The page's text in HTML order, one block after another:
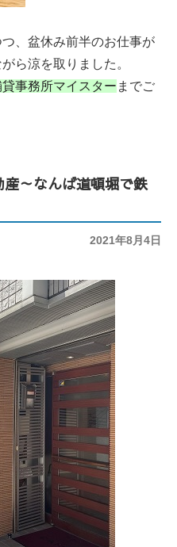
、盆休み前半のお仕事が
ら涼を取りました。
事務所マイスター までご
投
2021年8月4日
～なんば道頓堀で鉄